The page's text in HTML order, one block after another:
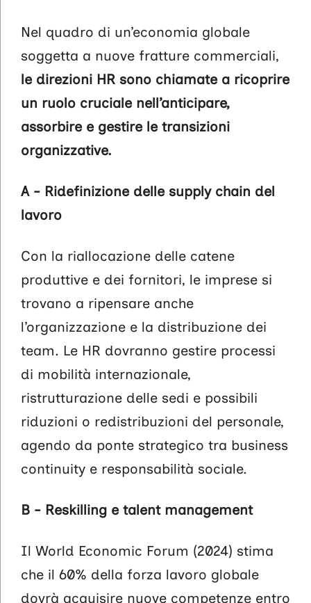
Nel quadro di un’economia globale
soggetta a nuove fratture commerciali,
le direzioni HR sono chiamate a ricoprire
un ruolo cruciale nell’anticipare,
assorbire e gestire le transizioni
organizzative.
A - Ridefinizione delle supply chain del
lavoro
Con la riallocazione delle catene
produttive e dei fornitori, le imprese si
trovano a ripensare anche
l’organizzazione e la distribuzione dei
team. Le HR dovranno gestire processi
di mobilità internazionale,
ristrutturazione delle sedi e possibili
riduzioni o redistribuzioni del personale,
agendo da ponte strategico tra business
continuity e responsabilità sociale.
B - Reskilling e talent management
Il World Economic Forum (2024) stima
che il 60% della forza lavoro globale
dovrà acquisire nuove competenze entro